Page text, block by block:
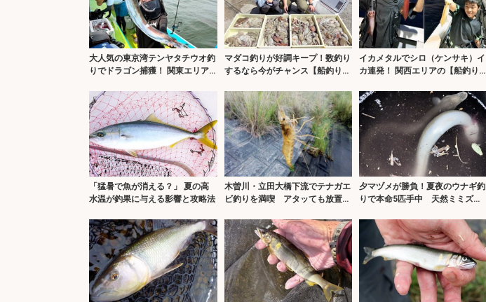
大人気の東京湾テンヤタチウオ釣
りでドラゴン捕獲！ 関東エリア
マダコ釣りが好調キープ！数釣り
するなら今がチャンス【船釣り釣
イカメタルでシロ（ケンサキ）イ
カ連発！ 関西エリアの【船釣り
「猛暑で魚が消える？」 夏の高
水温が釣果に与える影響と攻略法
木曽川・立田大橋下流でテナガエ
ビ釣りを満喫 アタッても放置が
夕マヅメが勝負！夏夜のウナギ釣
りで本命5匹手中 天然ミミズに